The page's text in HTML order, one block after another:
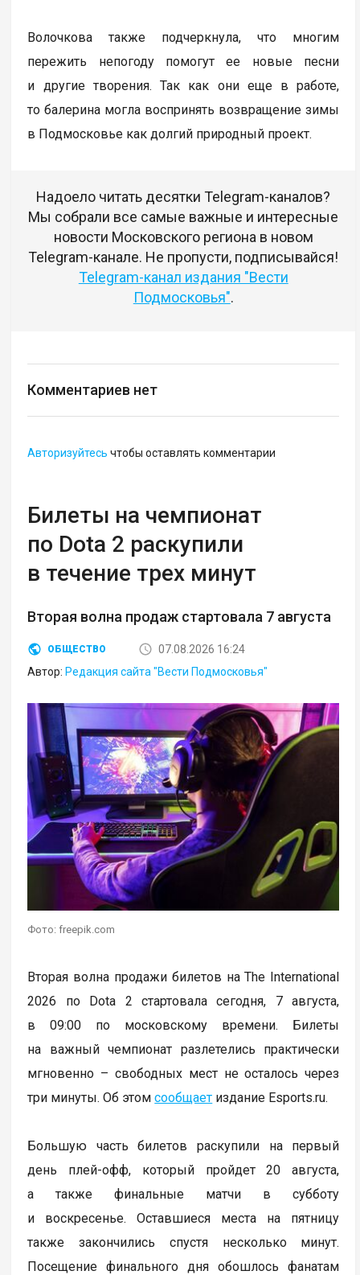
Волочкова также подчеркнула, что многим
пережить непогоду помогут ее новые песни
и другие творения. Так как они еще в работе,
то балерина могла воспринять возвращение зимы
в Подмосковье как долгий природный проект.
Надоело читать десятки Telegram-каналов?
Мы собрали все самые важные и интересные
новости Московского региона в новом
Telegram-канале. Не пропусти, подписывайся!
Telegram-канал издания "Вести
Подмосковья".
Комментариев нет
Авторизуйтесь чтобы оставлять комментарии
Билеты на чемпионат
по Dota 2 раскупили
в течение трех минут
Вторая волна продаж стартовала 7 августа
ОБЩЕСТВО
07.08.2026 16:24
Автор: Редакция сайта "Вести Подмосковья"
Фото: freepik.com
Вторая волна продажи билетов на The International
2026 по Dota 2 стартовала сегодня, 7 августа,
в 09:00 по московскому времени. Билеты
на важный чемпионат разлетелись практически
мгновенно – свободных мест не осталось через
три минуты. Об этомсообщает издание Esports.ru.
Большую часть билетов раскупили на первый
день плей-офф, который пройдет 20 августа,
а также финальные матчи в субботу
и воскресенье. Оставшиеся места на пятницу
также закончились спустя несколько минут.
Посещение финального дня обошлось фанатам